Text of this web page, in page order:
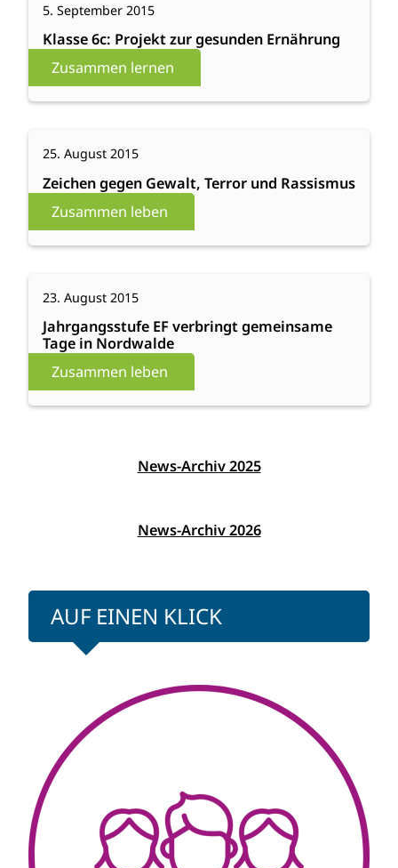
Zusammen lernen
5. September 2015
Klasse 6c: Projekt zur gesunden Ernährung
Klasse
6c:
Projekt
zur
gesunden
Zusammen leben
25. August 2015
Zeichen gegen Gewalt, Terror und Rassismus
Zeichen
gegen
Gewalt,
und
Zusammen leben
23. August 2015
Jahrgangsstufe EF verbringt gemeinsame
Tage in Nordwalde
Jahrgangsstufe
EF
verbringt
gemeinsame
Tage
in
News-Archiv 2025
News-Archiv 2026
AUF EINEN KLICK